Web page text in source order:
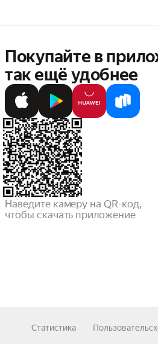
Покупайте в
так ещё удобнее
Наведите камеру на QR-код,
чтобы скачать приложение
Статистика